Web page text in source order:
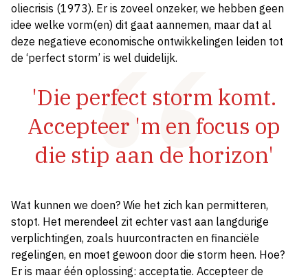
oliecrisis (1973). Er is zoveel onzeker, we hebben geen
idee welke vorm(en) dit gaat aannemen, maar dat al
deze negatieve economische ontwikkelingen leiden tot
de ‘perfect storm’ is wel duidelijk.
'Die perfect storm komt.
Accepteer 'm en focus op
die stip aan de horizon'
Wat kunnen we doen? Wie het zich kan permitteren,
stopt. Het merendeel zit echter vast aan langdurige
verplichtingen, zoals huurcontracten en financiële
regelingen, en moet gewoon door die storm heen. Hoe?
Er is maar één oplossing: acceptatie. Accepteer de